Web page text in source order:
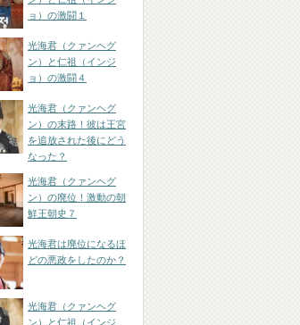
ョ）の激闘１
光海君（クァンヘグ
ン）と仁祖（インジ
ョ）の激闘４
光海君（クァンヘグ
ン）の末路！彼は王宮
を追放された後にどう
なった？
光海君（クァンヘグ
ン）の廃位！激動の朝
鮮王朝史７
光海君は廃位になるほ
どの悪政をしたのか？
光海君（クァンヘグ
ン）と仁祖（インジ